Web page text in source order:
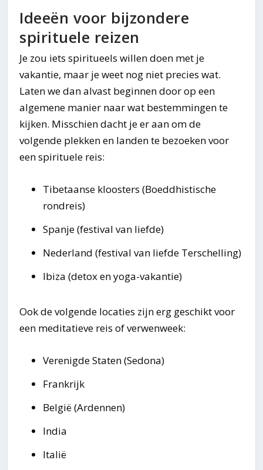
Ideeën voor bijzondere
spirituele reizen
Je zou iets spiritueels willen doen met je
vakantie, maar je weet nog niet precies wat.
Laten we dan alvast beginnen door op een
algemene manier naar wat bestemmingen te
kijken. Misschien dacht je er aan om de
volgende plekken en landen te bezoeken voor
een spirituele reis:
Tibetaanse kloosters (Boeddhistische
rondreis)
Spanje (festival van liefde)
Nederland (festival van liefde Terschelling)
Ibiza (detox en yoga-vakantie)
Ook de volgende locaties zijn erg geschikt voor
een meditatieve reis of verwenweek:
Verenigde Staten (Sedona)
Frankrijk
België (Ardennen)
India
Italië